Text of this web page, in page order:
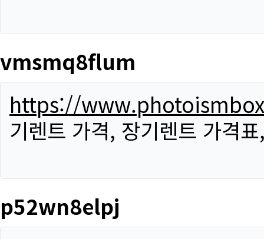
vmsmq8flum
https://
기렌트 가격, 장기렌트 가격
p52wn8elpj